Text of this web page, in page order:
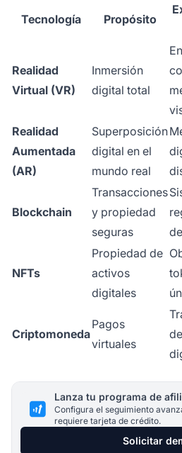
Tecnología Propósito
Realidad
Virtual (VR)
Inmersión
digital total
Realidad
Aumentada
(AR)
Superposición
digital en el
mundo real
Blockchain
Transacciones
y propiedad
seguras
NFTs
Propiedad de
activos
digitales
Criptomoneda
Pagos
virtuales
Lanza tu programa de
Configura el seguimiento
requiere tarjeta de crédito.
Solicitar